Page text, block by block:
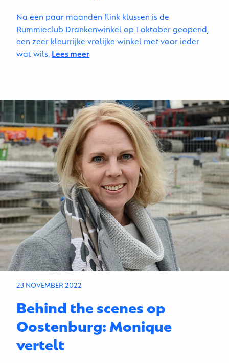
Na een paar maanden flink klussen is de
Rummieclub Drankenwinkel op 1 oktober geopend,
een zeer kleurrijke vrolijke winkel met voor ieder
wat wils. Lees meer
23 NOVEMBER 2022
Behind the scenes op
Oostenburg: Monique
vertelt